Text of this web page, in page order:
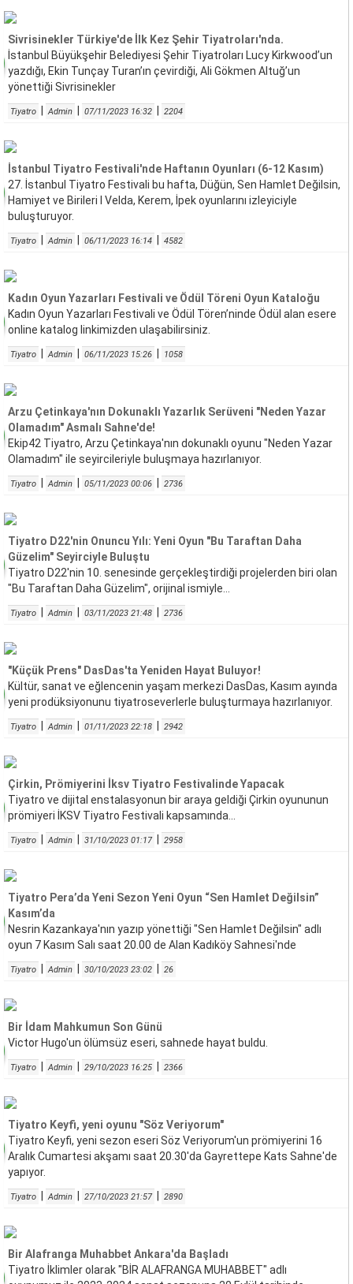
Sivrisinekler Türkiye'de İlk Kez Şehir Tiyatroları'nda.
İstanbul Büyükşehir Belediyesi Şehir Tiyatroları Lucy Kirkwood’un
yazdığı, Ekin Tunçay Turan’ın çevirdiği, Ali Gökmen Altuğ’un
yönettiği Sivrisinekler
Tiyatro Admin 07/11/2023 16:32 2204
İstanbul Tiyatro Festivali'nde Haftanın Oyunları (6-12 Kasım)
27. İstanbul Tiyatro Festivali bu hafta, Düğün, Sen Hamlet Değilsin,
Hamiyet ve Birileri I Velda, Kerem, İpek oyunlarını izleyiciyle
buluşturuyor.
Tiyatro Admin 06/11/2023 16:14 4582
Kadın Oyun Yazarları Festivali ve Ödül Töreni Oyun Kataloğu
Kadın Oyun Yazarları Festivali ve Ödül Tören’ninde Ödül alan esere
online katalog linkimizden ulaşabilirsiniz.
Tiyatro Admin 06/11/2023 15:26 1058
Arzu Çetinkaya'nın Dokunaklı Yazarlık Serüveni "Neden Yazar
Olamadım" Asmalı Sahne'de!
Ekip42 Tiyatro, Arzu Çetinkaya'nın dokunaklı oyunu "Neden Yazar
Olamadım" ile seyircileriyle buluşmaya hazırlanıyor.
Tiyatro Admin 05/11/2023 00:06 2736
Tiyatro D22'nin Onuncu Yılı: Yeni Oyun "Bu Taraftan Daha
Güzelim" Seyirciyle Buluştu
Tiyatro D22'nin 10. senesinde gerçekleştirdiği projelerden biri olan
"Bu Taraftan Daha Güzelim", orijinal ismiyle...
Tiyatro Admin 03/11/2023 21:48 2736
"Küçük Prens" DasDas'ta Yeniden Hayat Buluyor!
Kültür, sanat ve eğlencenin yaşam merkezi DasDas, Kasım ayında
yeni prodüksiyonunu tiyatroseverlerle buluşturmaya hazırlanıyor.
Tiyatro Admin 01/11/2023 22:18 2942
Çirkin, Prömiyerini İksv Tiyatro Festivalinde Yapacak
Tiyatro ve dijital enstalasyonun bir araya geldiği Çirkin oyununun
prömiyeri İKSV Tiyatro Festivali kapsamında...
Tiyatro Admin 31/10/2023 01:17 2958
Tiyatro Pera’da Yeni Sezon Yeni Oyun “Sen Hamlet Değilsin”
Kasım’da
Nesrin Kazankaya'nın yazıp yönettiği "Sen Hamlet Değilsin" adlı
oyun 7 Kasım Salı saat 20.00 de Alan Kadıköy Sahnesi'nde
Tiyatro Admin 30/10/2023 23:02 26
Bir İdam Mahkumun Son Günü
Victor Hugo'un ölümsüz eseri, sahnede hayat buldu.
Tiyatro Admin 29/10/2023 16:25 2366
Tiyatro Keyfi, yeni oyunu "Söz Veriyorum"
Tiyatro Keyfi, yeni sezon eseri Söz Veriyorum'un prömiyerini 16
Aralık Cumartesi akşamı saat 20.30'da Gayrettepe Kats Sahne'de
yapıyor.
Tiyatro Admin 27/10/2023 21:57 2890
Bir Alafranga Muhabbet Ankara'da Başladı
Tiyatro İklimler olarak "BİR ALAFRANGA MUHABBET" adlı